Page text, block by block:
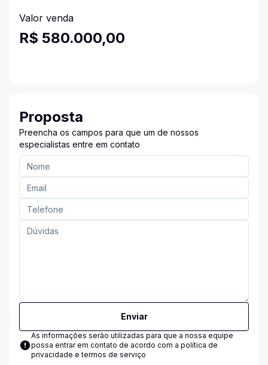
Valor venda
R$ 580.000,00
Proposta
Preencha os campos para que um de nossos
especialistas entre em contato
Enviar
As informações serão utilizadas para que a nossa equipe
possa entrar em contato de acordo com a política de
privacidade e termos de serviço